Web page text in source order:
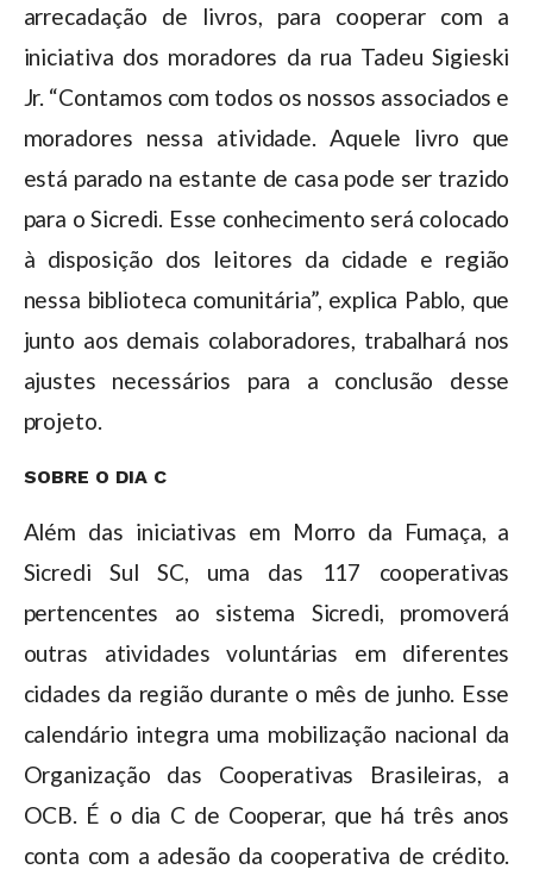
arrecadação de livros, para cooperar com a
iniciativa dos moradores da rua Tadeu Sigieski
Jr. “Contamos com todos os nossos associados e
moradores nessa atividade. Aquele livro que
está parado na estante de casa pode ser trazido
para o Sicredi. Esse conhecimento será colocado
à disposição dos leitores da cidade e região
nessa biblioteca comunitária”, explica Pablo, que
junto aos demais colaboradores, trabalhará nos
ajustes necessários para a conclusão desse
projeto.
SOBRE O DIA C
Além das iniciativas em Morro da Fumaça, a
Sicredi Sul SC, uma das 117 cooperativas
pertencentes ao sistema Sicredi, promoverá
outras atividades voluntárias em diferentes
cidades da região durante o mês de junho. Esse
calendário integra uma mobilização nacional da
Organização das Cooperativas Brasileiras, a
OCB. É o dia C de Cooperar, que há três anos
conta com a adesão da cooperativa de crédito.